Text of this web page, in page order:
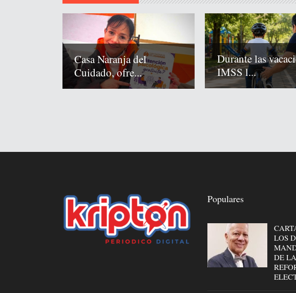
Casa Naranja del
Cuidado, ofre...
Durante las
IMSS l...
Populares
LOS
DE LA